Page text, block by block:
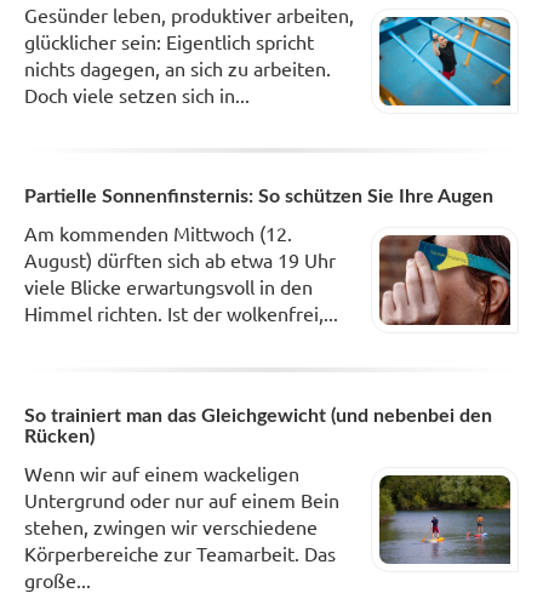
Gesünder leben, produktiver arbeiten,
glücklicher sein: Eigentlich spricht
nichts dagegen, an sich zu arbeiten.
Doch viele setzen sich in...
Partielle Sonnenfinsternis: So schützen Sie Ihre Augen
Am kommenden Mittwoch (12.
August) dürften sich ab etwa 19 Uhr
viele Blicke erwartungsvoll in den
Himmel richten. Ist der wolkenfrei,...
So trainiert man das Gleichgewicht (und nebenbei den
Rücken)
Wenn wir auf einem wackeligen
Untergrund oder nur auf einem Bein
stehen, zwingen wir verschiedene
Körperbereiche zur Teamarbeit. Das
große...